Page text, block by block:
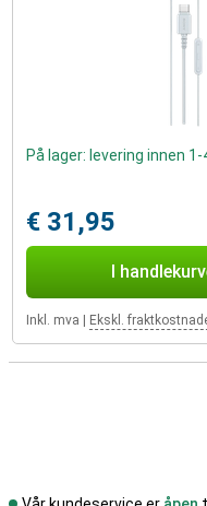
På lager: levering innen
€ 31,95
I
Inkl. mva Ekskl.